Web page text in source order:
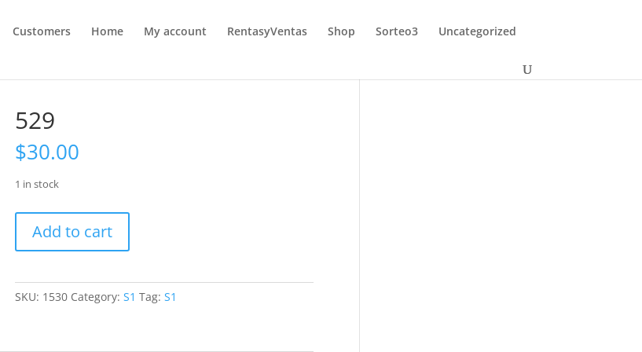
Customers Home My account RentasyVentas Shop Sorteo3 Uncategorized
529
$30.00
1 in stock
quantity
Add to cart
SKU: 1530 Category:S1 Tag:S1